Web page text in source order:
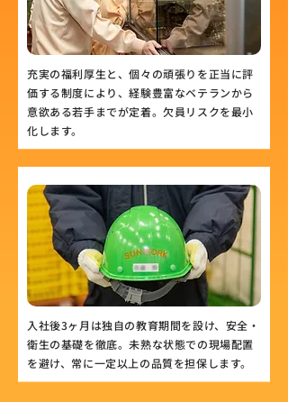
充実の福利厚生と、個々の頑張りを正当に評
価する制度により、経験豊富なベテランから
意欲ある若手までが定着。欠員リスクを最小
化します。
入社後3ヶ月は独自の教育期間を設け、安全・
衛生の基礎を徹底。未熟な状態での現場配置
を避け、常に一定以上の品質を担保します。